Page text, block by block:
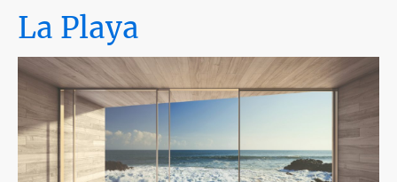
La Playa